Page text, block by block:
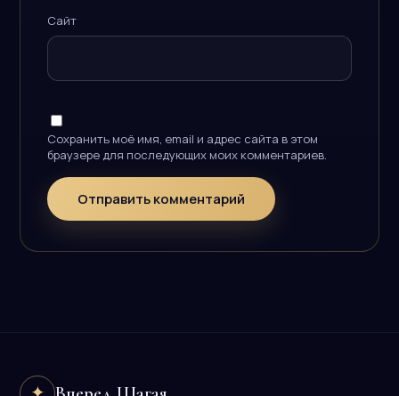
Сайт
Сохранить моё имя, email и адрес сайта в этом
браузере для последующих моих комментариев.